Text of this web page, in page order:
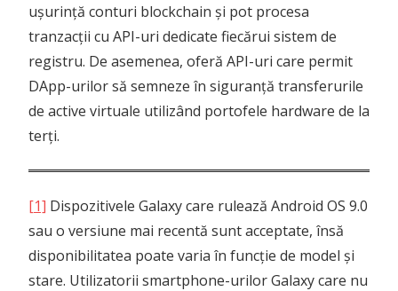
ușurință conturi blockchain și pot procesa
tranzacții cu API-uri dedicate fiecărui sistem de
registru. De asemenea, oferă API-uri care permit
DApp-urilor să semneze în siguranță transferurile
de active virtuale utilizând portofele hardware de la
terți.
[1] Dispozitivele Galaxy care rulează Android OS 9.0
sau o versiune mai recentă sunt acceptate, însă
disponibilitatea poate varia în funcție de model și
stare. Utilizatorii smartphone-urilor Galaxy care nu